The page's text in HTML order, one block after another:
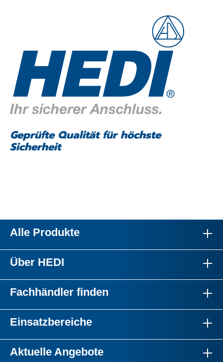
Geprüfte Qualität für höchste
Sicherheit
Alle Produkte
Über HEDI
Fachhändler finden
Einsatzbereiche
Aktuelle Angebote